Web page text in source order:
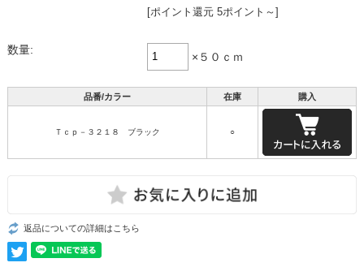
[ポイント還元 5ポイント～]
数量:
×５０ｃｍ
品番/カラー 在庫 購入
Ｔｃｐ－３２１８ ブラック ○
返品についての詳細はこちら